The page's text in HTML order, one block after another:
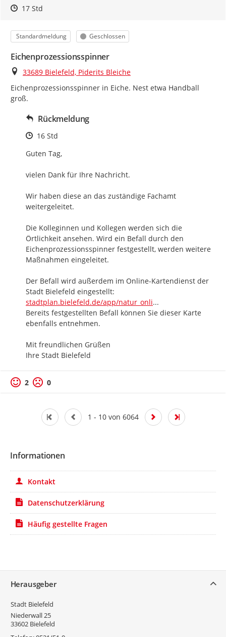
Zeitpunkt des Erstellens
Zeitpunkt des Erstellens
17 StdZur Äußerung
Kategorie
Standardmeldung Status
Geschlossen
Eichenprozessionsspinner
Ort
33689 Bielefeld, Piderits Bleiche
Eichenprozessionsspinner in Eiche. Nest etwa Handball
groß.
Rückmeldung
Zeitpunkt des Erstellens
16 Std
Guten Tag,
vielen Dank für Ihre Nachricht.
Wir haben diese an das zuständige Fachamt
weitergeleitet.
Die Kolleginnen und Kollegen werden sich die
Örtlichkeit ansehen. Wird ein Befall durch den
Eichenprozessionsspinner festgestellt, werden weitere
Maßnahmen eingeleitet.
Der Befall wird außerdem im Online-Kartendienst der
Stadt Bielefeld eingestellt:
stadtplan.bielefeld.de/app/natur_online/
...
Bereits festgestellten Befall können Sie dieser Karte
ebenfalls entnehmen.
Mit freundlichen Grüßen
Ihre Stadt Bielefeld
2 0
1 - 10 von 6064
Informationen
Kontakt
Datenschutzerklärung
Häufig gestellte Fragen
Herausgeber
Stadt Bielefeld
Niederwall 25
33602 Bielefeld